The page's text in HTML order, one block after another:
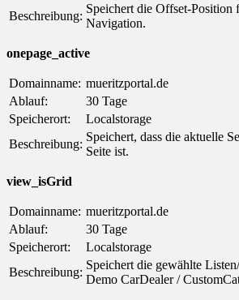
Beschreibung:
Speichert die Offset-Position
Navigation.
onepage_active
Domainname: mueritzportal.de
Ablauf:
30 Tage
Speicherort:
Localstorage
Beschreibung:
Speichert, dass die aktuelle
Seite ist.
view_isGrid
Domainname: mueritzportal.de
Ablauf:
30 Tage
Speicherort:
Localstorage
Beschreibung:
Speichert die gewählte
Demo CarDealer /